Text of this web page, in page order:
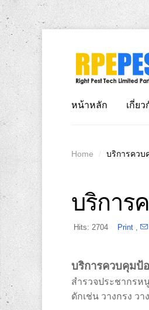
หน้าหลัก เกี่ยว
Home / บริการควบ
บริการ
Hits: 2704 Print ,
บริการควบคุมป้
สำรวจประชากรห
ดักเช่น วางกรง ว